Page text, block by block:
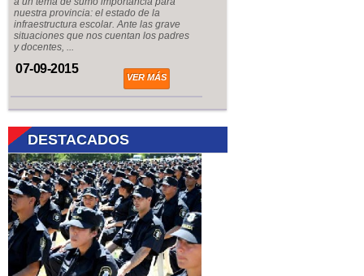
nuestra provincia: el estado de la
infraestructura escolar. Ante las grave
situaciones que nos cuentan los padres
y docentes, ...
07-09-2015
VER MÁS
DESTACADOS